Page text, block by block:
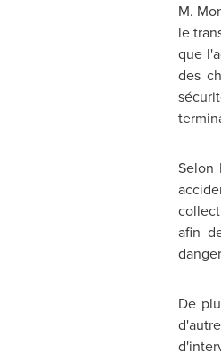
M.
le
que
des
Selon
afin
De